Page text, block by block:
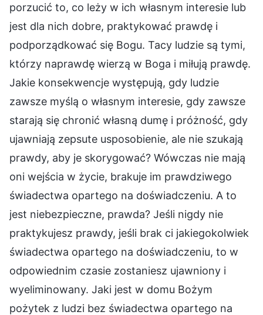
porzucić to, co leży w ich własnym interesie lub
jest dla nich dobre, praktykować prawdę i
podporządkować się Bogu. Tacy ludzie są tymi,
którzy naprawdę wierzą w Boga i miłują prawdę.
Jakie konsekwencje występują, gdy ludzie
zawsze myślą o własnym interesie, gdy zawsze
starają się chronić własną dumę i próżność, gdy
ujawniają zepsute usposobienie, ale nie szukają
prawdy, aby je skorygować? Wówczas nie mają
oni wejścia w życie, brakuje im prawdziwego
świadectwa opartego na doświadczeniu. A to
jest niebezpieczne, prawda? Jeśli nigdy nie
praktykujesz prawdy, jeśli brak ci jakiegokolwiek
świadectwa opartego na doświadczeniu, to w
odpowiednim czasie zostaniesz ujawniony i
wyeliminowany. Jaki jest w domu Bożym
pożytek z ludzi bez świadectwa opartego na